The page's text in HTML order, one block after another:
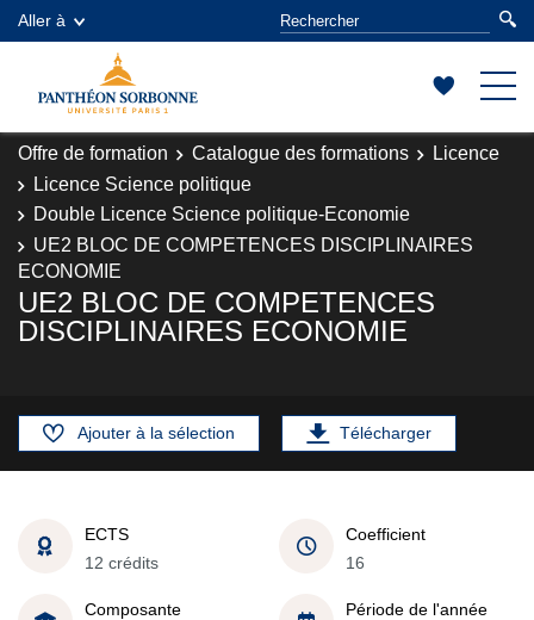
Aller à
Offre de formation Catalogue des formations
Licence
Licence Science politique
Double Licence Science politique-Economie
UE2 BLOC DE COMPETENCES DISCIPLINAIRES
ECONOMIE
UE2 BLOC DE COMPETENCES
DISCIPLINAIRES ECONOMIE
Ajouter à la sélection Télécharger
ECTS
12 crédits
Coefficient
16
Composante
Période de l'année